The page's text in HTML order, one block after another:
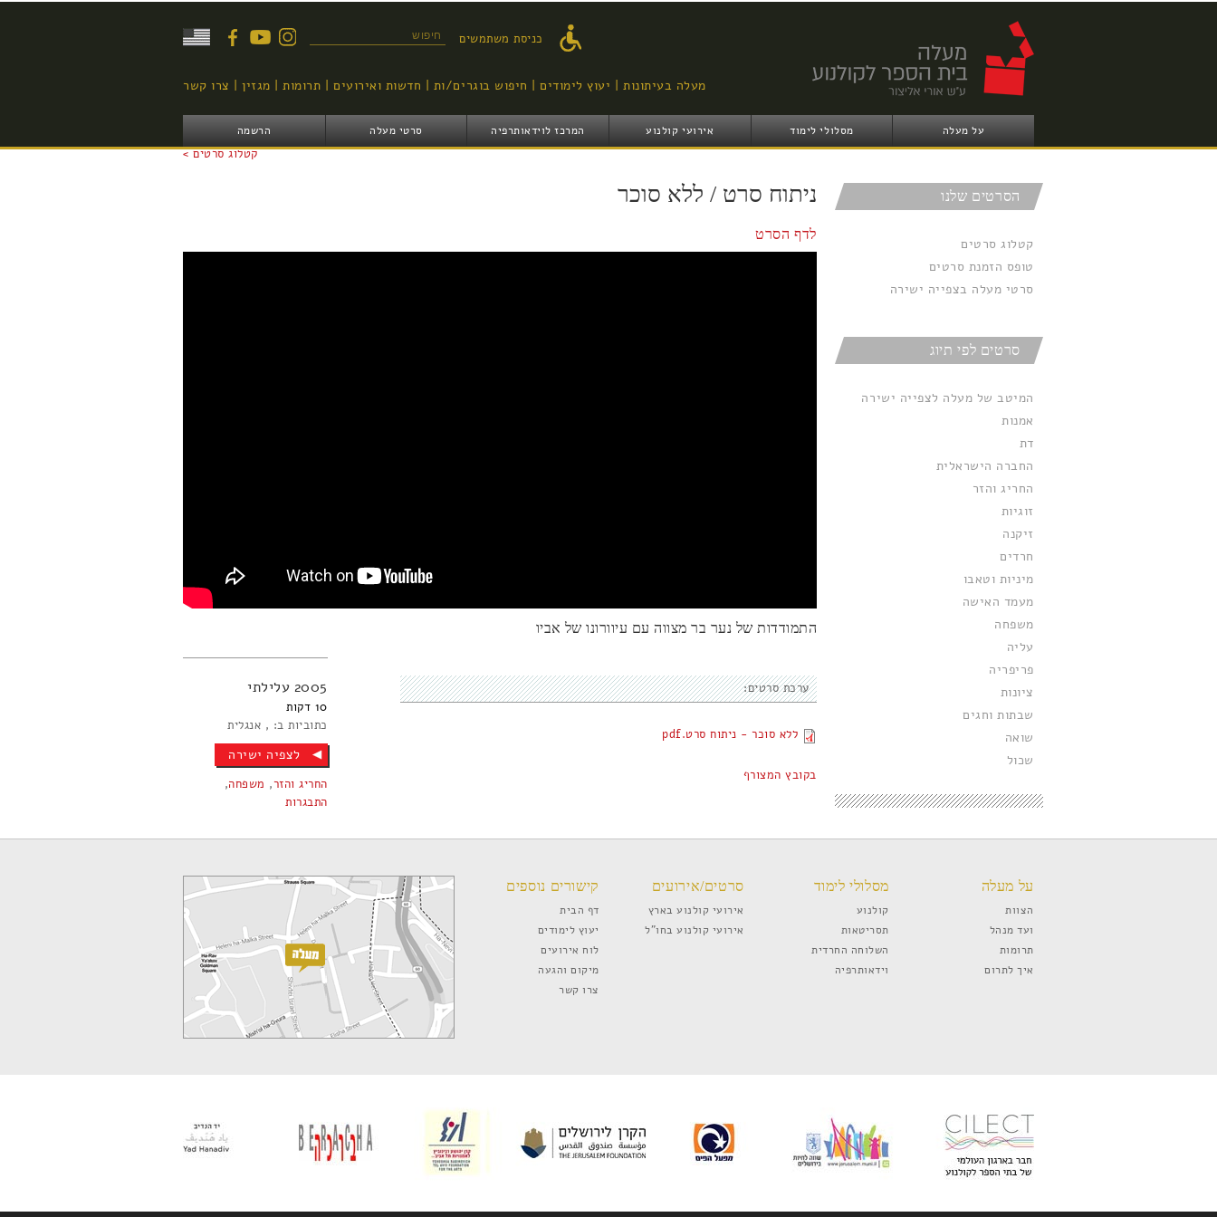
העיקרי
טופס חיפוש כניסת משתמשים
מעלה בעיתונות יעוץ לימודים חיפוש בוגרים/ות חדשות ואירועים תרומות מגזין צרו קשר
על מעלה מסלולי לימוד אירועי קולנוע המרכז לוידאותרפיה סרטי מעלה הרשמה
הסרטים שלנו
קטלוג סרטים
טופס הזמנת סרטים
סרטי מעלה בצפייה ישירה
סרטים לפי תיוג
המיטב של מעלה לצפייה ישירה
אמנות
דת
החברה הישראלית
החריג והזר
זוגיות
זיקנה
חרדים
מיניות וטאבו
מעמד האישה
משפחה
עליה
פריפריה
ציונות
שבתות וחגים
שואה
שכול
ניתוח סרט / ללא סוכר
לדף הסרט
קטלוג סרטים >
התמודדות של נער בר מצווה עם עיוורונו של אביו
ערכת סרטים:
ללא סוכר - ניתוח סרט.pdf
בקובץ המצורף
2005 עלילתי
10
כתוביות ב:
אנגלית
לצפיה ישירה
החריג והזר, משפחה,
התבגרות
על מעלה
הצוות
ועד מנהל
תרומות
איך לתרום
מסלולי לימוד
קולנוע
תסריטאות
השלוחה החרדית
וידאותרפיה
סרטים/אירועים
אירועי קולנוע בארץ
אירועי קולנוע בחו”ל
קישורים נוספים
דף הבית
יעוץ לימודים
לוח אירועים
מיקום והגעה
צרו קשר